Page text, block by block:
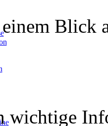
einem Blick
wichtige